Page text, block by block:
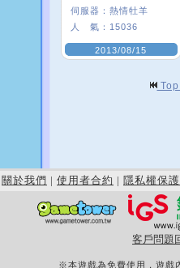
伺服器： 熱情牡羊
人 氣： 15036
2013/08/15
關於我們 | 使用者合約 | 隱私權保護
客戶問題
※本遊戲為免費使用，遊戲